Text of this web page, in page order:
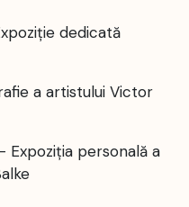
dedicată
a artistului Victor
Expoziția personală a